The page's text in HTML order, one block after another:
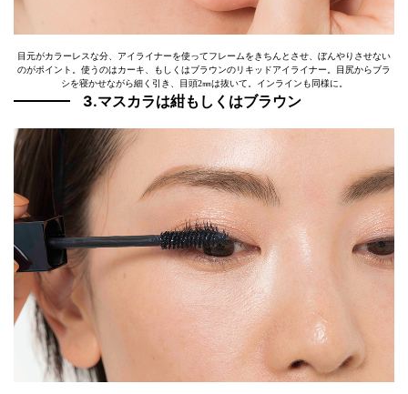
目元がカラーレスな分、アイライナーを使ってフレームをきちんとさせ、ぼんやりさせない
のがポイント。使うのはカーキ、もしくはブラウンのリキッドアイライナー。目尻からブラ
シを寝かせながら細く引き、目頭2㎜は抜いて。インラインも同様に。
3.マスカラは紺もしくはブラウン